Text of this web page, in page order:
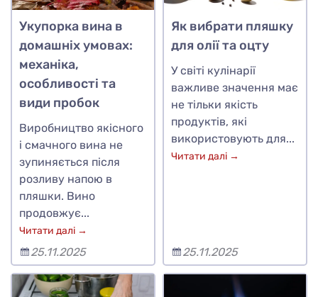
Укупорка вина в
домашніх умовах:
механіка,
особливості та
види пробок
Виробництво якісного
і смачного вина не
зупиняється після
розливу напою в
пляшки. Вино
продовжує...
Читати далі →
25.11.2025
Як вибрати пляшку
для олії та оцту
У світі кулінарії
важливе значення має
не тільки якість
продуктів, які
використовують для...
Читати далі →
25.11.2025